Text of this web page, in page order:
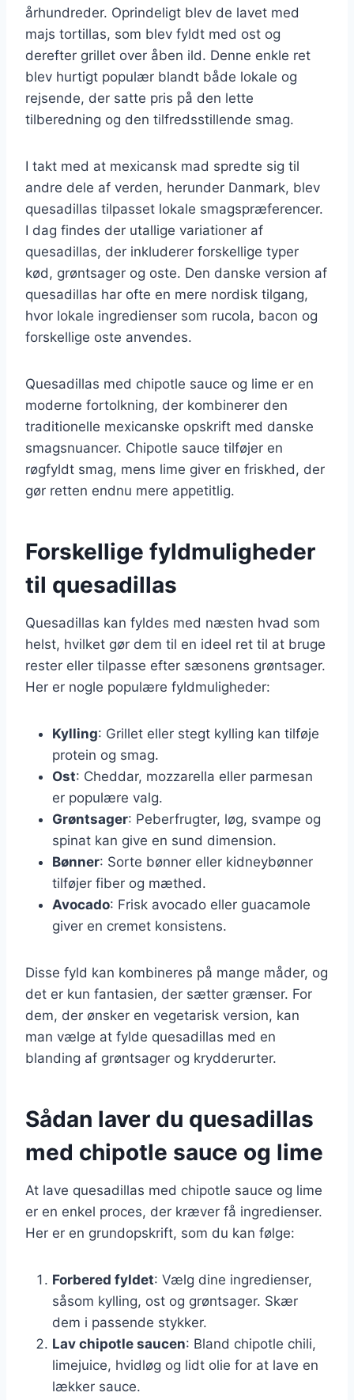
århundreder. Oprindeligt blev de lavet med
majs tortillas, som blev fyldt med ost og
derefter grillet over åben ild. Denne enkle ret
blev hurtigt populær blandt både lokale og
rejsende, der satte pris på den lette
tilberedning og den tilfredsstillende smag.
I takt med at mexicansk mad spredte sig til
andre dele af verden, herunder Danmark, blev
quesadillas tilpasset lokale smagspræferencer.
I dag findes der utallige variationer af
quesadillas, der inkluderer forskellige typer
kød, grøntsager og oste. Den danske version af
quesadillas har ofte en mere nordisk tilgang,
hvor lokale ingredienser som rucola, bacon og
forskellige oste anvendes.
Quesadillas med chipotle sauce og lime er en
moderne fortolkning, der kombinerer den
traditionelle mexicanske opskrift med danske
smagsnuancer. Chipotle sauce tilføjer en
røgfyldt smag, mens lime giver en friskhed, der
gør retten endnu mere appetitlig.
Forskellige fyldmuligheder
til quesadillas
Quesadillas kan fyldes med næsten hvad som
helst, hvilket gør dem til en ideel ret til at bruge
rester eller tilpasse efter sæsonens grøntsager.
Her er nogle populære fyldmuligheder:
Kylling: Grillet eller stegt kylling kan tilføje
protein og smag.
Ost: Cheddar, mozzarella eller parmesan
er populære valg.
Grøntsager: Peberfrugter, løg, svampe og
spinat kan give en sund dimension.
Bønner: Sorte bønner eller kidneybønner
tilføjer fiber og mæthed.
Avocado: Frisk avocado eller guacamole
giver en cremet konsistens.
Disse fyld kan kombineres på mange måder, og
det er kun fantasien, der sætter grænser. For
dem, der ønsker en vegetarisk version, kan
man vælge at fylde quesadillas med en
blanding af grøntsager og krydderurter.
Sådan laver du quesadillas
med chipotle sauce og lime
At lave quesadillas med chipotle sauce og lime
er en enkel proces, der kræver få ingredienser.
Her er en grundopskrift, som du kan følge:
Forbered fyldet: Vælg dine ingredienser,
såsom kylling, ost og grøntsager. Skær
dem i passende stykker.
Lav chipotle saucen: Bland chipotle chili,
limejuice, hvidløg og lidt olie for at lave en
lækker sauce.